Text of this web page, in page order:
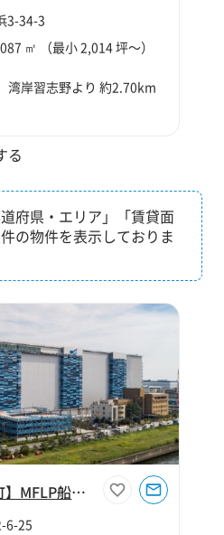
3-34-3
㎡ （最小 2,014 坪～）
岸習志野より 約2.70km
る
府県・エリア」「賃貸面
の物件を表示しておりま
【千葉県船橋市浜町】MFLP船橋Ⅱ
6-25